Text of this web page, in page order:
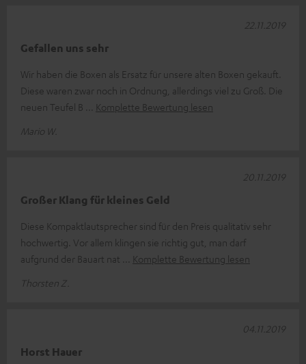
Gefallen uns sehr
Wir haben die Boxen als Ersatz für unsere alten Boxen gekauft.
Diese waren zwar noch in Ordnung, allerdings viel zu Groß. Die
neuen Teufel B
Komplette Bewertung lesen
Mario W.
22.11.2019
Großer Klang für kleines Geld
Diese Kompaktlautsprecher sind für den Preis qualitativ sehr
hochwertig. Vor allem klingen sie richtig gut, man darf
aufgrund der Bauart nat
Komplette Bewertung lesen
Thorsten Z.
20.11.2019
Horst Hauer
04.11.2019